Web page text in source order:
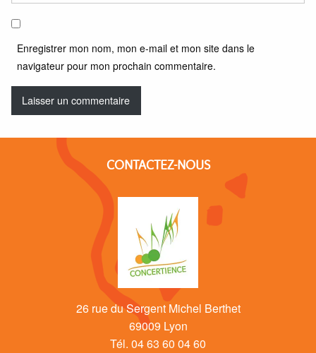
Enregistrer mon nom, mon e-mail et mon site dans le
navigateur pour mon prochain commentaire.
CONTACTEZ-NOUS
26 rue du Sergent Michel Berthet
69009 Lyon
Tél. 04 63 60 04 60